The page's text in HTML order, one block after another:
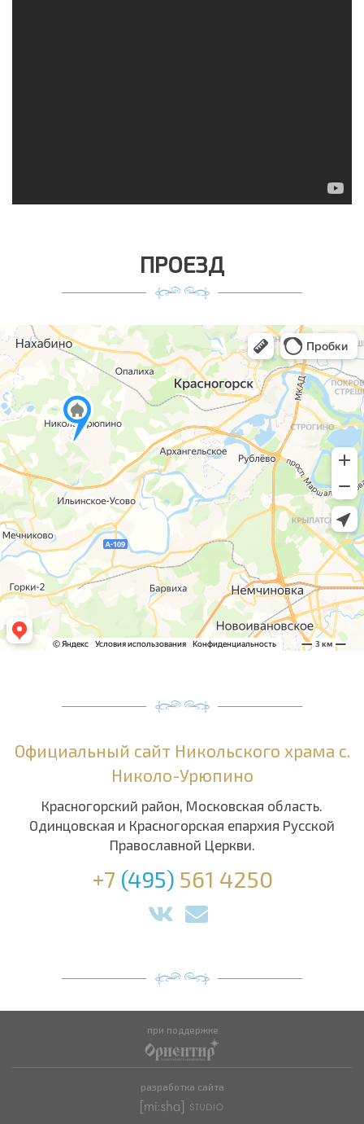
ПРОЕЗД
Официальный сайт Никольского храма с.
Николо-Урюпино
Красногорский район, Московская область.
Одинцовская и Красногорская епархия Русской
Православной Церкви.
+7 (495) 561 4250
при поддержке
разработка сайта